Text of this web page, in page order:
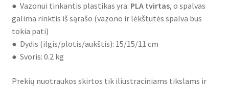
● Vazonui tinkantis plastikas yra: PLA tvirtas, o spalvas
galima rinktis iš sąrašo (vazono ir lėkštutės spalva bus
tokia pati)
● Dydis (ilgis/plotis/aukštis): 15/15/11 cm
● Svoris: 0.2 kg
Prekių nuotraukos skirtos tik iliustraciniams tikslams ir